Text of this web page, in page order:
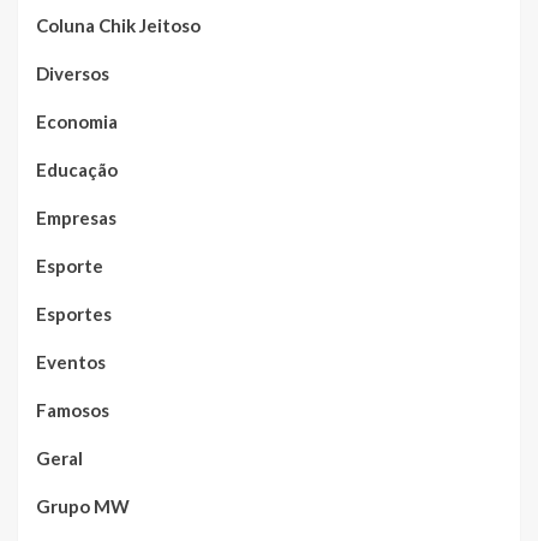
Coluna Chik Jeitoso
Diversos
Economia
Educação
Empresas
Esporte
Esportes
Eventos
Famosos
Geral
Grupo MW